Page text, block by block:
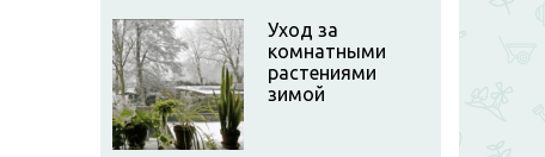
Уход за
комнатными
растениями
зимой